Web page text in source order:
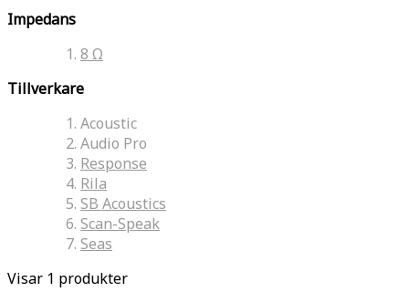
Impedans
8 Ω
Tillverkare
Acoustic
Audio Pro
Response
Rila
SB Acoustics
Scan-Speak
Seas
Visar 1 produkter